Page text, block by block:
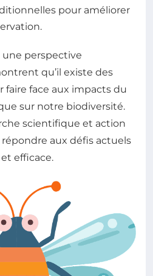
pour améliorer
perspective
qu’il existe des
faire face aux impacts du
sur notre biodiversité.
scientifique et action
aux défis actuels
efficace.